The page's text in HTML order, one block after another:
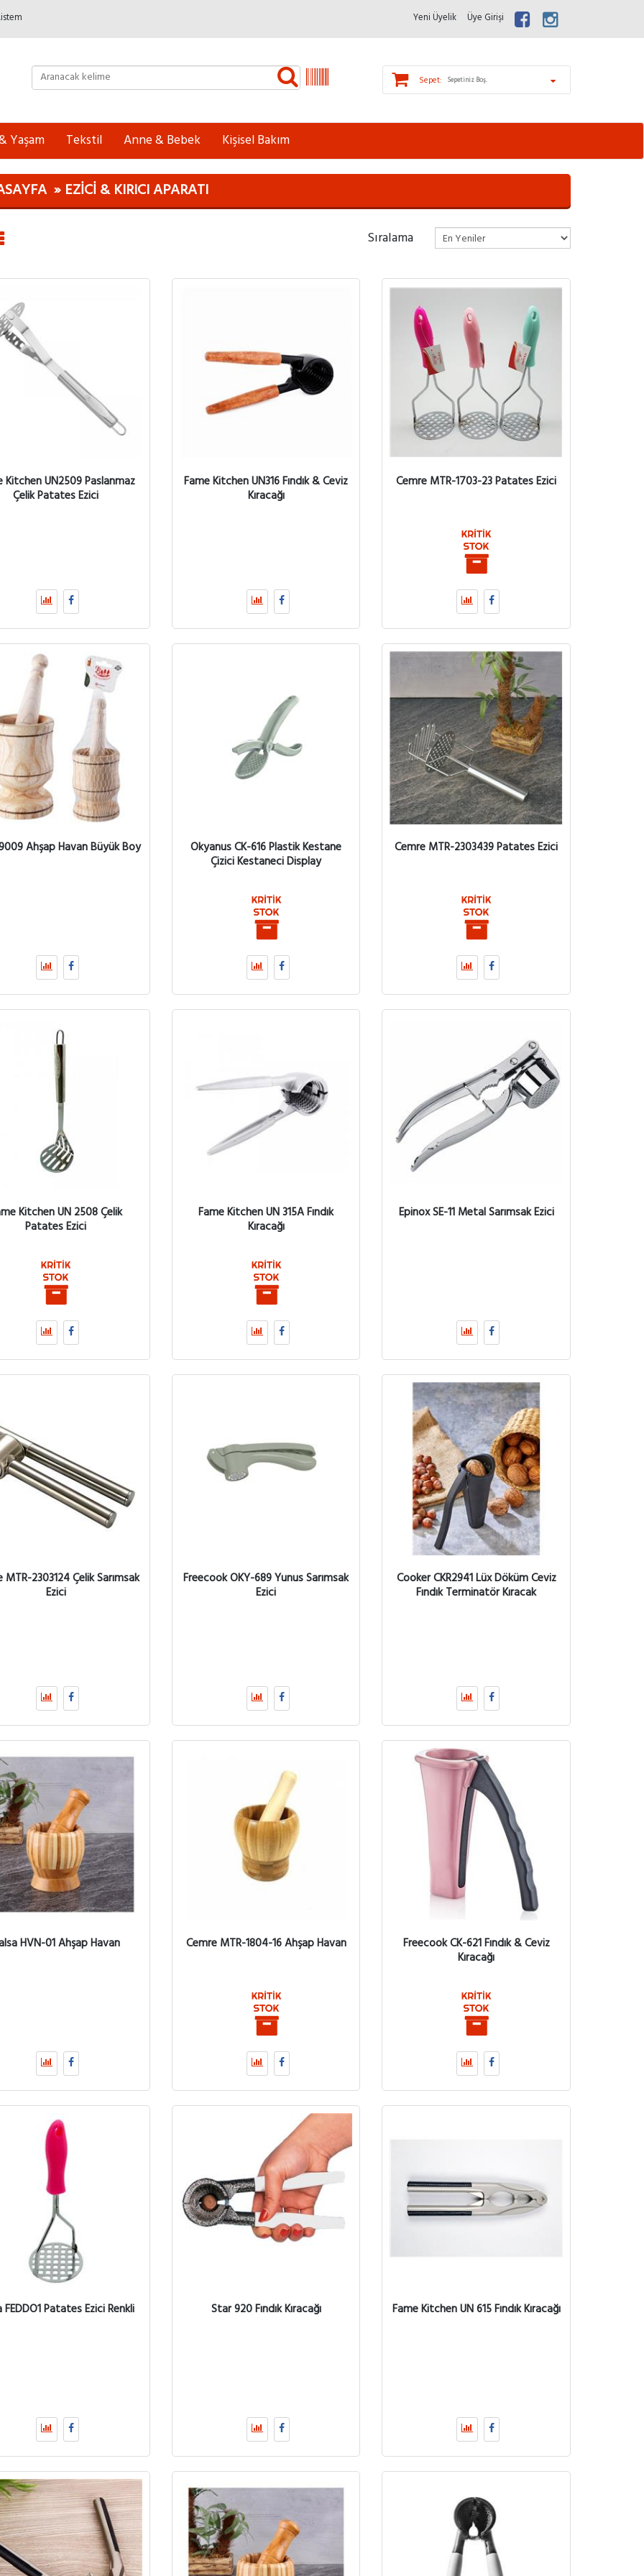
Yeni Üyelik Üye Girişi
Sepet: Sepetiniz Boş.
Yaşam Tekstil Anne & Bebek Kişisel Bakım
EZICI & KIRICI APARATI
Sıralama
Kitchen UN2509 Paslanmaz
Çelik Patates Ezici
Fame Kitchen UN316 Fındık & Ceviz
Kıracağı
Cemre MTR-1703-23 Patates Ezici
Ahşap Havan Büyük Boy
Okyanus CK-616 Plastik Kestane
Çizici Kestaneci Display
Cemre MTR-2303439 Patates Ezici
Kitchen UN 2508 Çelik
Patates Ezici
Fame Kitchen UN 315A Fındık
Kıracağı
Epinox SE-11 Metal Sarımsak Ezici
MTR-2303124 Çelik Sarımsak
Ezici
Freecook OKY-689 Yunus Sarımsak
Ezici
Cooker CKR2941 Lüx Döküm Ceviz
Fındık Terminatör Kıracak
HVN-01 Ahşap Havan Cemre MTR-1804-16 Ahşap Havan
Freecook CK-621 Fındık & Ceviz
Kıracağı
FEDDO1 Patates Ezici Renkli Star 920 Fındık Kıracağı Fame Kitchen UN 615 Fındık Kıracağı